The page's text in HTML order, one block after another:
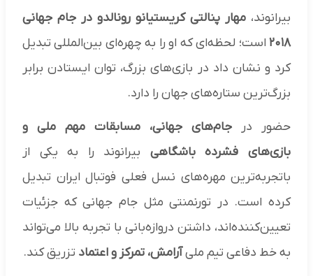
بیرانوند، مهار پنالتی کریستیانو رونالدو در جام جهانی
۲۰۱۸ است؛ لحظه‌ای که او را به چهره‌ای بین‌المللی تبدیل
کرد و نشان داد در بازی‌های بزرگ، توان ایستادن برابر
بزرگ‌ترین ستاره‌های جهان را دارد.
حضور در جام‌های جهانی، مسابقات مهم ملی و
بازی‌های فشرده باشگاهی بیرانوند را به یکی از
باتجربه‌ترین مهره‌های نسل فعلی فوتبال ایران تبدیل
کرده است. در تورنمنتی مثل جام جهانی که جزئیات
تعیین‌کننده‌اند، داشتن دروازه‌بانی با تجربه بالا می‌تواند
به خط دفاعی تیم ملیآرامش، تمرکز و اعتماد تزریق کند.